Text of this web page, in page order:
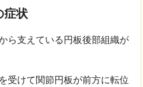
症状
ら支えている円板後部組織が
受けて関節円板が前方に転位